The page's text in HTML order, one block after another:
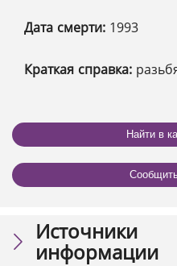
Дата смерти: 1993
Краткая справка:
Найти в
Источники
информации